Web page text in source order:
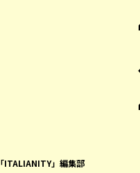
「ITALIANITY」編集部